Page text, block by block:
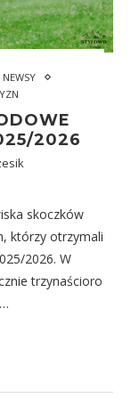
NEWSY
2026
skoczków
którzy otrzymali
2026. W
trzynaścioro